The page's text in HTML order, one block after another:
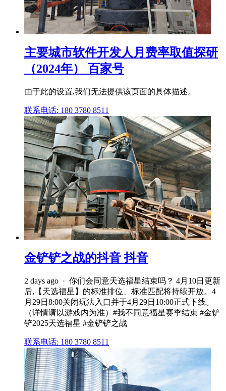
主要城市软件开发人月费率取值探研
（2024年） 百家号
由于此的设置,我们无法提供该页面的具体描述。
联系电话: 180 3780 8511
金铲铲之战的抖音 抖音
2 days ago · 你们会同意天选福星结束吗？ 4月10日更新
后,【天选福星】的标准排位、标准匹配将持续开放。4
月29日8:00关闭玩法入口并于4月29日10:00正式下线。
（详情请以游戏内为准）#我不同意福星赛季结束 #金铲
铲2025天选福星 #金铲铲之战
联系电话: 180 3780 8511